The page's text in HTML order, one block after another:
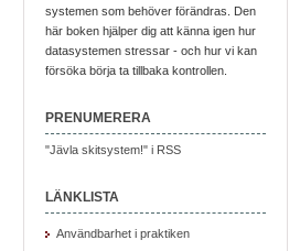
systemen som behöver förändras. Den
här boken hjälper dig att känna igen hur
datasystemen stressar - och hur vi kan
försöka börja ta tillbaka kontrollen.
PRENUMERERA
"Jävla skitsystem!" i RSS
LÄNKLISTA
Användbarhet i praktiken